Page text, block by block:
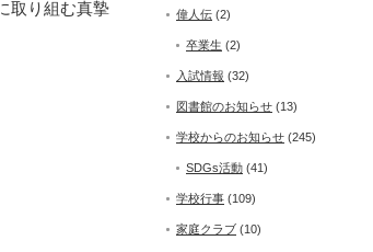
取り組む真摯
偉人伝 (2)
卒業生 (2)
入試情報 (32)
図書館のお知らせ (13)
学校からのお知らせ (245)
SDGs活動 (41)
学校行事 (109)
家庭クラブ (10)